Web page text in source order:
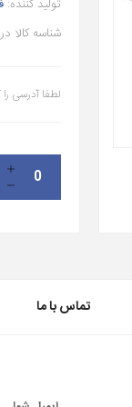
تولید کننده:
شناسه کالا در
لطفا آدرسی
تماس با ما